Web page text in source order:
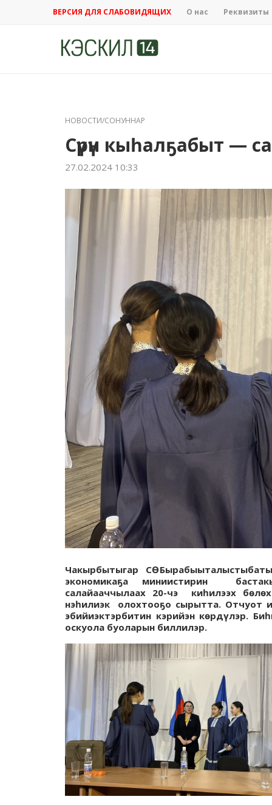
ВЕРСИЯ ДЛЯ СЛАБОВИДЯЩИХ О нас Реквизиты
НОВОСТИ/СОНУННАР
Сүрүн кыһалҕабыт —
27.02.2024 10:33
Чакырбытыгар СӨ
экономикаҕа миниистирин
салайааччылаах 20-чэ киһилээх
нэһилиэк олохтооҕо сырытта. Отчуот
эбийиэктэрбитин кэрийэн көрдүлэр.
оскуола буоларын биллилэр.